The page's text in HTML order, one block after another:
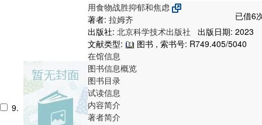
9.
用食物战胜抑郁和焦虑
已借6
著者: 拉姆齐
出版社: 北京科学技术出版社
出版日期: 2023
文献类型:
图书 , 索书号: R749.405/5040
在馆信息
图书信息概览
图书目录
试读信息
内容简介
著者简介